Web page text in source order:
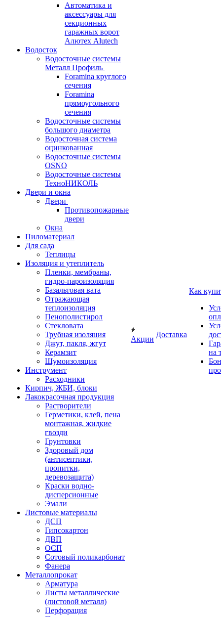
Автоматика и
аксессуары для
секционных
гаражных ворот
Алютех Alutech
Водосток
Водосточные системы
Металл Профиль
Foramina круглого
сечения
Foramina
прямоугольного
сечения
Водосточные системы
большого диаметра
Водосточная система
оцинкованная
Водосточные системы
OSNO
Водосточные системы
ТехноНИКОЛЬ
Двери и окна
Двери
Противопожарные
двери
Окна
Пиломатериал
Для сада
Теплицы
Изоляция и утеплитель
Пленки, мембраны,
гидро-пароизоляция
Базальтовая вата
Отражающая
теплоизоляция
Пенополистирол
Стекловата
Трубная изоляция
Джут, пакля, жгут
Керамзит
Шумоизоляция
Инструмент
Расходники
Кирпич, ЖБИ, блоки
Лакокрасочная продукция
Растворители
Герметики, клей, пена
монтажная, жидкие
гвозди
Грунтовки
Здоровый дом
(антисептики,
пропитки,
деревозащита)
Краски водно-
дисперсионные
Эмали
Листовые материалы
ДСП
Гипсокартон
ДВП
ОСП
Сотовый поликарбонат
Фанера
Металлопрокат
Арматура
Листы металлические
(листовой металл)
Перфорация
Акции
Доставка
Как
на